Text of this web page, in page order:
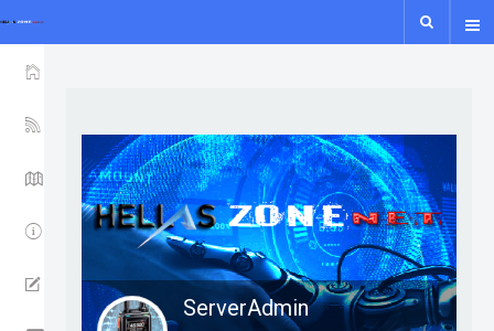
LIVE MAPS
IPSC2
WIKI
ServerAdmin